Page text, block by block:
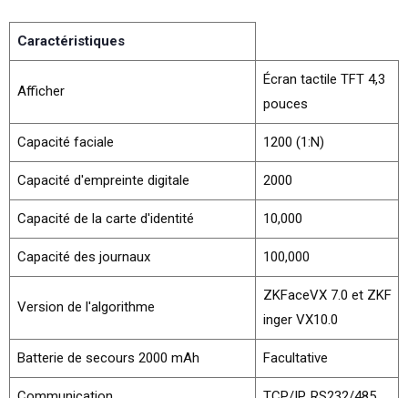
Caractéristiques
Afficher
Écran tactile TFT 4,3
pouces
Capacité faciale 1200 (1:N)
Capacité d'empreinte digitale 2000
Capacité de la carte d'identité 10,000
Capacité des journaux 100,000
Version de l'algorithme
ZKFaceVX 7.0 et ZKF
inger VX10.0
Batterie de secours 2000 mAh Facultative